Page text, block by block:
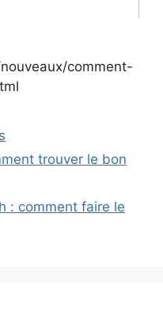
comment-
trouver le bon
: comment faire le